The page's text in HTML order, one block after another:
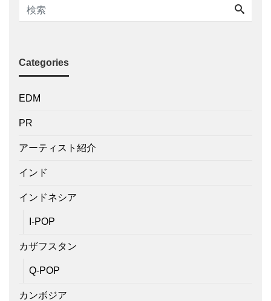
Categories
EDM
PR
アーティスト紹介
インド
インドネシア
I-POP
カザフスタン
Q-POP
カンボジア